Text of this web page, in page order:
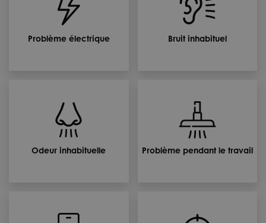
Problème électrique Bruit inhabituel
Odeur inhabituelle Problème pendant le travail